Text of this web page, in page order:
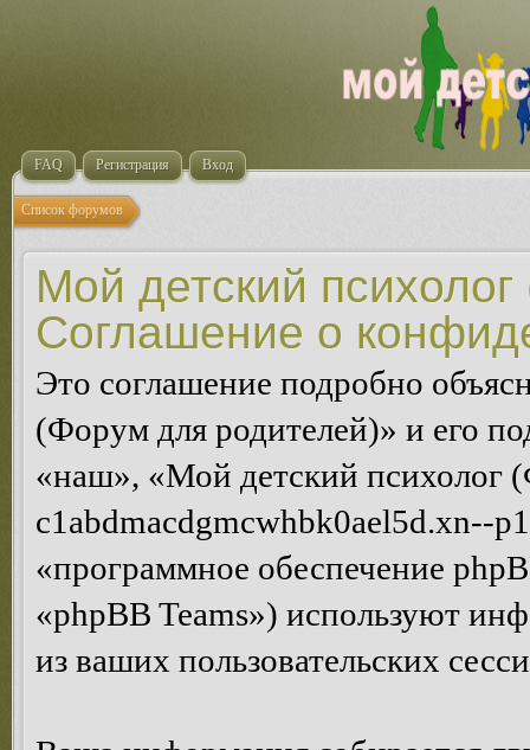
FAQ Регистрация Вход
Список форумов
Мой детский
Соглашение о
Это соглашение подробно
(Форум для родителей)» и его
«наш», «Мой детский психолог
c1abdmacdgmcwhbk0ael5d.xn--
«программное обеспечение
«phpBB Teams») используют
из ваших пользовательских